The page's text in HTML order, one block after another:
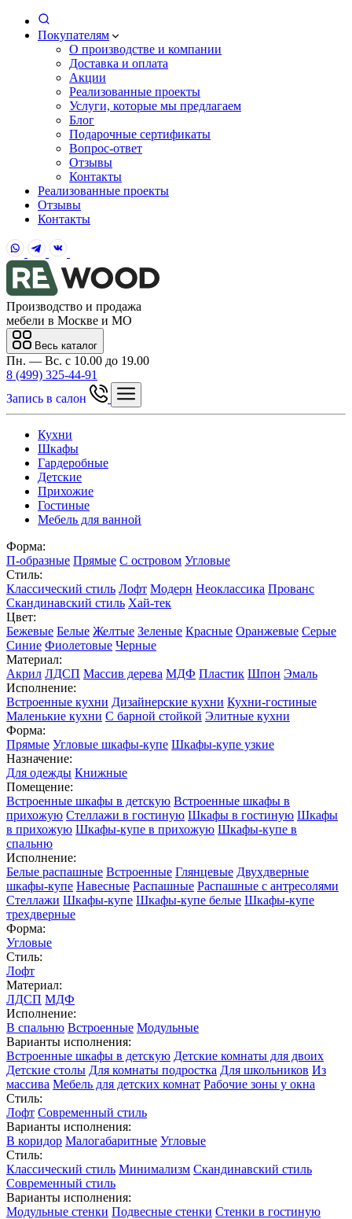
Покупателям
О производстве и компании
Доставка и оплата
Акции
Реализованные проекты
Услуги, которые мы предлагаем
Блог
Подарочные сертификаты
Вопрос-ответ
Отзывы
Контакты
Реализованные проекты
Отзывы
Контакты
Производство и продажа
мебели в Москве и МО
Весь каталог
Пн. — Вс. с 10.00 до 19.00
8 (499) 325-44-91
Запись в салон
Кухни
Шкафы
Гардеробные
Детские
Прихожие
Гостиные
Мебель для ванной
Форма:
П-образные Прямые С островом Угловые
Стиль:
Классический стиль Лофт Модерн Неоклассика Прованс
Скандинавский стиль Хай-тек
Цвет:
Бежевые Белые Желтые Зеленые Красные Оранжевые Серые
Синие Фиолетовые Черные
Материал:
Акрил ЛДСП Массив дерева МДФ Пластик Шпон Эмаль
Исполнение:
Встроенные кухни Дизайнерские кухни Кухни-гостиные
Маленькие кухни С барной стойкой Элитные кухни
Форма:
Прямые Угловые шкафы-купе Шкафы-купе узкие
Назначение:
Для одежды Книжные
Помещение:
Встроенные шкафы в детскую Встроенные шкафы в
прихожую Стеллажи в гостиную Шкафы в гостиную Шкафы
в прихожую Шкафы-купе в прихожую Шкафы-купе в
спальню
Исполнение:
Белые распашные Встроенные Глянцевые Двухдверные
шкафы-купе Навесные Распашные Распашные с антресолями
Стеллажи Шкафы-купе Шкафы-купе белые Шкафы-купе
трехдверные
Форма:
Угловые
Стиль:
Лофт
Материал:
ЛДСП МДФ
Исполнение:
В спальню Встроенные Модульные
Варианты исполнения:
Встроенные шкафы в детскую Детские комнаты для двоих
Детские столы Для комнаты подростка Для школьников Из
массива Мебель для детских комнат Рабочие зоны у окна
Стиль:
Лофт Современный стиль
Варианты исполнения:
В коридор Малогабаритные Угловые
Стиль:
Классический стиль Минимализм Скандинавский стиль
Современный стиль
Варианты исполнения:
Модульные стенки Подвесные стенки Стенки в гостиную